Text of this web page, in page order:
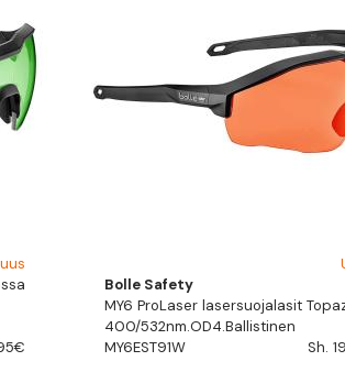
Bolle Safety
MY6 ProLaser lasersuojalasit
400/532nm.OD4.Ballistinen
MY6EST91W
Sh.